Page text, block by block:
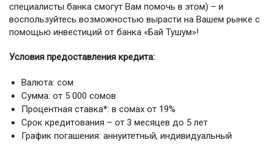
специалисты банка смогут Вам помочь в этом) – и
воспользуйтесь возможностью вырасти на Вашем рынке с
помощью инвестиций от банка «Бай Тушум»!
Условия предоставления кредита:
Валюта: сом
Сумма: от 5 000 сомов
Процентная ставка*: в сомах от 19%
Срок кредитования – от 3 месяцев до 5 лет
График погашения: аннуитетный, индивидуальный